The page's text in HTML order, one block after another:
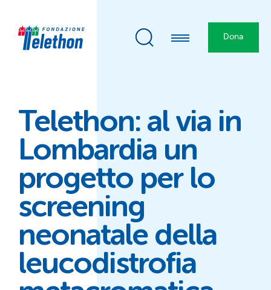
Dona
Telethon: al via in
Lombardia un
progetto per lo
screening
neonatale della
leucodistrofia